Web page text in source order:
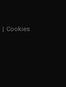
Cookies